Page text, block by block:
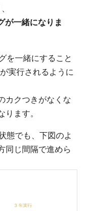
が一緒になりま
を一緒にすること
が実行されるように
カクつきがなくな
ます。
態でも、下図のよ
同じ間隔で進めら